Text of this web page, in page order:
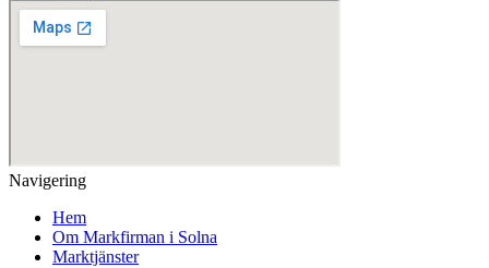
Navigering
Hem
Om Markfirman i Solna
Marktjänster